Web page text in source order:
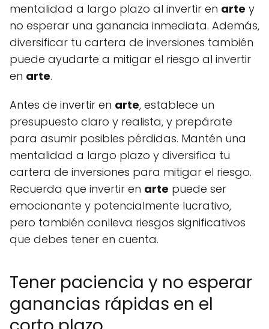
mentalidad a largo plazo al invertir en arte y
no esperar una ganancia inmediata. Además,
diversificar tu cartera de inversiones también
puede ayudarte a mitigar el riesgo al invertir
en arte.
Antes de invertir en arte, establece un
presupuesto claro y realista, y prepárate
para asumir posibles pérdidas. Mantén una
mentalidad a largo plazo y diversifica tu
cartera de inversiones para mitigar el riesgo.
Recuerda que invertir en arte puede ser
emocionante y potencialmente lucrativo,
pero también conlleva riesgos significativos
que debes tener en cuenta.
Tener paciencia y no esperar
ganancias rápidas en el